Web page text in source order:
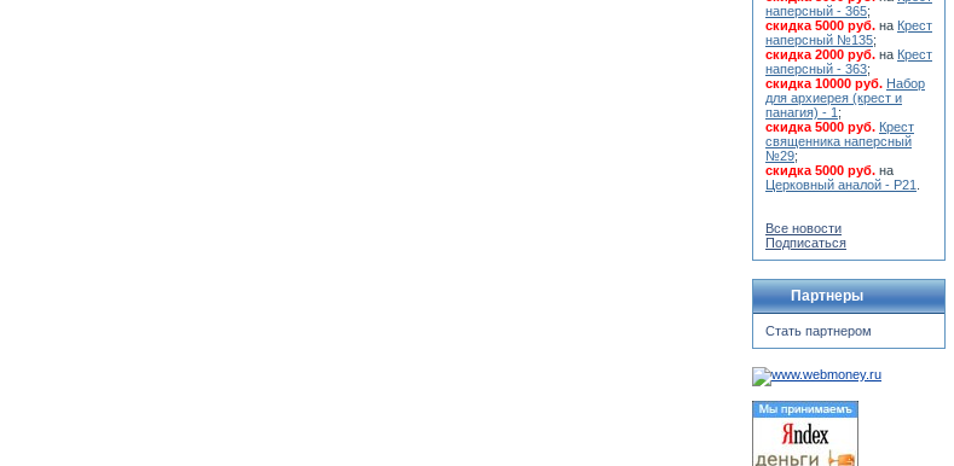
наперсный - 365;
скидка 5000 руб. на Крест
наперсный №135;
скидка 2000 руб. на Крест
наперсный - 363;
скидка 10000 руб. Набор
для архиерея (крест и
панагия) - 1 ;
скидка 5000 руб. Крест
священника наперсный
№29;
скидка 5000 руб. на
Церковный аналой - Р21
Все новости
Подписаться
Партнеры
Стать партнером